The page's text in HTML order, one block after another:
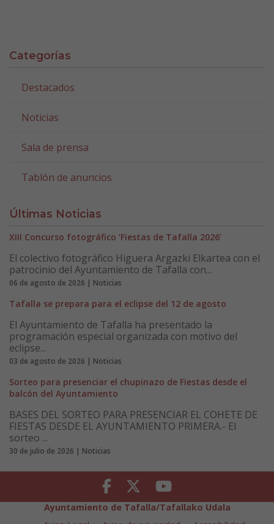
Categorías
Destacados
Noticias
Sala de prensa
Tablón de anuncios
Últimas Noticias
XIII Concurso fotográfico ‘Fiestas de Tafalla 2026’
El colectivo fotográfico Higuera Argazki Elkartea con el
patrocinio del Ayuntamiento de Tafalla con...
06 de agosto de 2026 | Noticias
Tafalla se prepara para el eclipse del 12 de agosto
El Ayuntamiento de Tafalla ha presentado la
programación especial organizada con motivo del
eclipse...
03 de agosto de 2026 | Noticias
Sorteo para presenciar el chupinazo de Fiestas desde el
balcón del Ayuntamiento
BASES DEL SORTEO PARA PRESENCIAR EL COHETE DE
FIESTAS DESDE EL AYUNTAMIENTO PRIMERA.- El
sorteo ...
30 de julio de 2026 | Noticias
Facebook Twitter Youtube
Ayuntamiento de Tafalla/Tafallako Udala